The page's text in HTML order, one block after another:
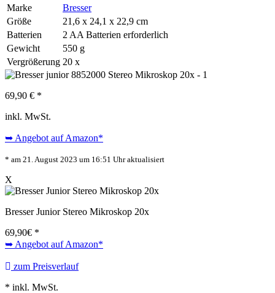
Marke
Bresser
Größe
21,6 x 24,1 x 22,9 cm
Batterien
2 AA Batterien erforderlich
Gewicht
550 g
Vergrößerung 20 x
69,90 € *
inkl. MwSt.
➥ Angebot auf Amazon*
* am 21. August 2023 um 16:51 Uhr aktualisiert
X
Bresser Junior Stereo Mikroskop 20x
69,90€ *
➥ Angebot auf Amazon*
zum Preisverlauf
* inkl. MwSt.